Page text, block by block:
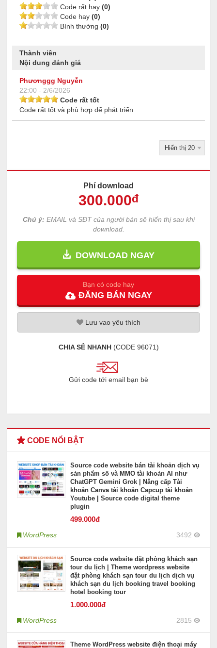
Code rất hay (0)
Code hay (0)
Bình thường (0)
Thành viên
Nội dung đánh giá
Phươnggg Nguyễn
22:00 - 2/6/2026
Code rất tốt
Code rất tốt và phù hợp để phát triển
Phí download
300.000đ
Chú ý: EMAIL và SĐT của người bán sẽ hiển thị sau khi
download.
DOWNLOAD NGAY
Bạn có code hay
ĐĂNG BÁN NGAY
Lưu vao yêu thích
CHIA SẺ NHANH(CODE 96071)
Gửi code tới email bạn bè
CODE NỔI BẬT
Source code website bán tài khoản dịch vụ
sản phẩm số và MMO tài khoản AI như
ChatGPT Gemini Grok | Nâng cấp Tài
khoản Canva tài khoản Capcup tài khoản
Youtube | Source code digital theme
plugin
499.000đ
WordPress 3492
Source code website đặt phòng khách sạn
tour du lịch | Theme wordpress website
đặt phòng khách sạn tour du lịch dịch vụ
khách sạn du lịch booking travel booking
hotel booking tour
1.000.000đ
WordPress 2815
Theme WordPress website điện thoại máy